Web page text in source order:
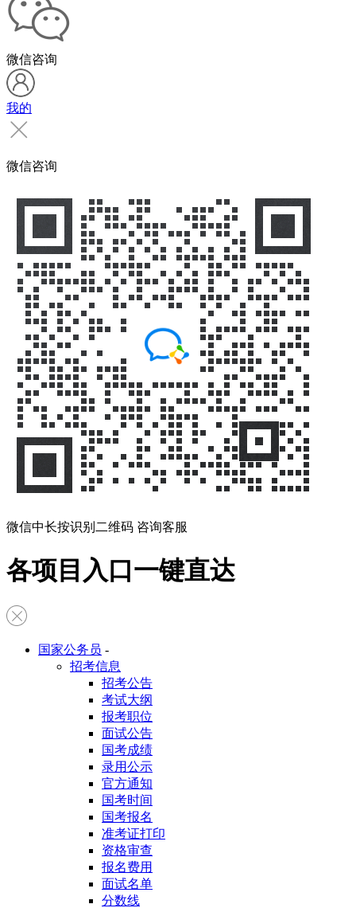
微信咨询
我的
微信咨询
微信中长按识别二维码 咨询客服
各项目入口一键直达
国家公务员 -
招考信息
招考公告
考试大纲
报考职位
面试公告
国考成绩
录用公示
官方通知
国考时间
国考报名
准考证打印
资格审查
报名费用
面试名单
分数线